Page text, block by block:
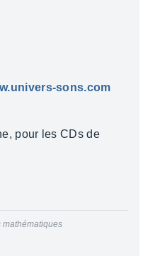
sons.com
pour les CDs de
mathématiques